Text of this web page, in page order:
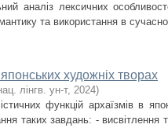
аналіз лексичних
та використання в
японських художніх творах
лінгв. ун-т, 2024)
функцій архаїзмів в
таких завдань: - висвітлення